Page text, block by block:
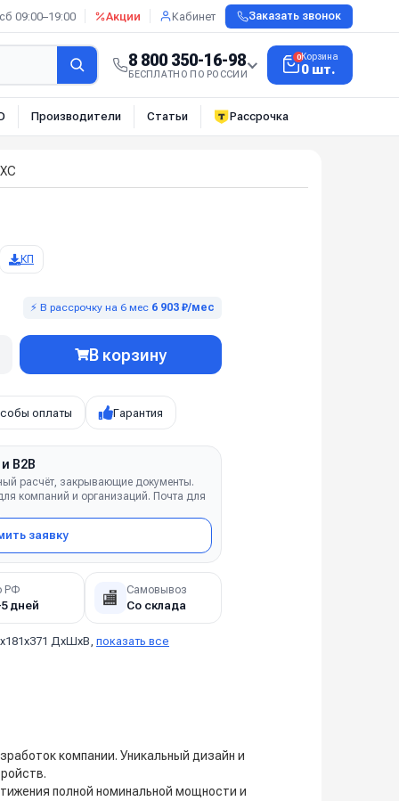
09:00–19:00 Акции Кабинет Заказать звонок
8 800 350-16-98
БЕСПЛАТНО ПО РОССИИ
0Корзина
0 шт.
Производители Статьи Рассрочка
КП
⚡ В рассрочку на 6 мес 6 903 ₽/мес
В корзину
оплаты Гарантия
B2B
расчёт, закрывающие документы.
компаний и организаций. Почта для
заявку
РФ
дней 🏬 Самовывоз
Со склада
ДхШхВ, показать все
компании. Уникальный дизайн и
полной номинальной мощности и